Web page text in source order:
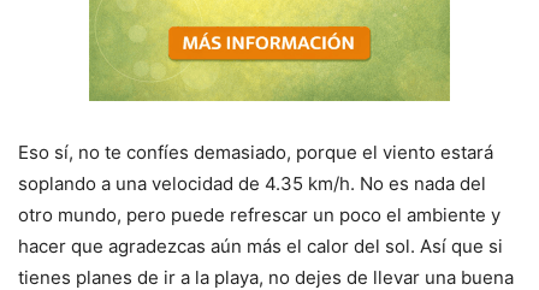
Eso sí, no te confíes demasiado, porque el viento estará
soplando a una velocidad de 4.35 km/h. No es nada del
otro mundo, pero puede refrescar un poco el ambiente y
hacer que agradezcas aún más el calor del sol. Así que si
tienes planes de ir a la playa, no dejes de llevar una buena